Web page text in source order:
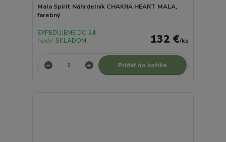
Mala Spirit Náhrdelník CHAKRA HEART MALA,
farebný
132 €/ks
EXPEDUJEME DO 24
hod✓ SKLADOM
Pridať do košíka